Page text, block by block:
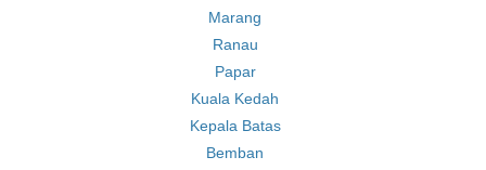
Marang
Ranau
Papar
Kuala Kedah
Kepala Batas
Bemban